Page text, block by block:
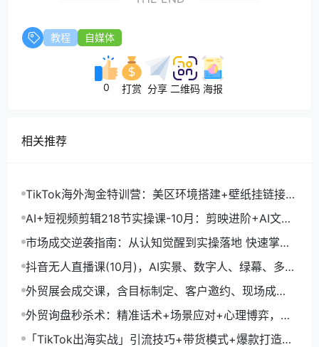
教程 自媒体
0 打赏 分享 二维码 海报
相关推荐
TikTok海外淘金特训营：美区环境搭建+壁纸挂链接
+剪映数字人，月入1.5万
AI+短视频剪辑218节实操课-10月：剪映进阶+AI文案
生成+账号运营，月入2万
市场成交逆袭指南：从认知觉醒到实操落地 快速掌握
市场开拓与成交核心能力
抖音无人直播课(10月)，AI实景、数字人、绿幕、多种
玩法、24小时自动盈利
外贸展会成交课，含目标制定、客户邀约、现场成
交，系统化SOP提升参展ROI
外贸询盘秒杀术：精准话术+场景应对+心理博弈，单
月询盘转化率提升200%
「TikTok出海实战」引流技巧+带货模式+爆款打造，